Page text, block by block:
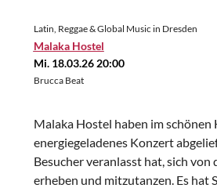
Latin, Reggae & Global Music in Dresden
Malaka Hostel
Mi. 18.03.26 20:00
Brucca Beat
Malaka Hostel haben im schönen
energiegeladenes Konzert
Besucher veranlasst hat, sich von
erheben und mitzutanzen. Es hat